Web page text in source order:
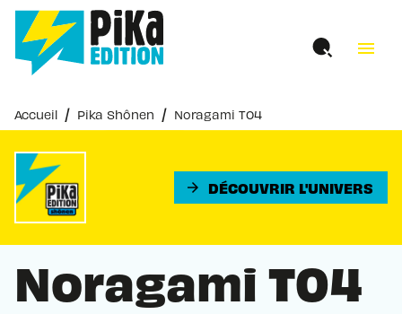
MENU RECHERCHE
PIED DE PAGE
menu
Accueil / Pika Shônen / Noragami T04
arrow_forward DÉCOUVRIR L'UNIVERS
Noragami T04